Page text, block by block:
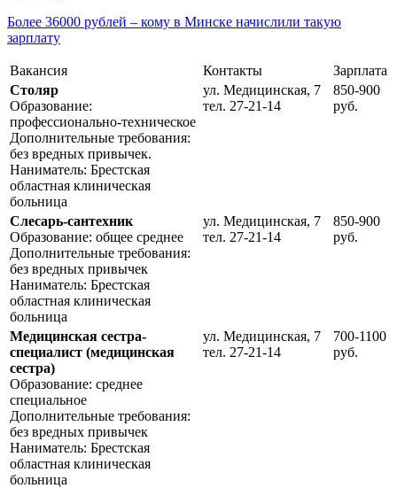
Более 36000 рублей – кому в Минске начислили такую
зарплату
Вакансия Контакты
Зарплата
Столяр
Образование:
профессионально-техническое
Дополнительные требования:
без вредных привычек.
Наниматель: Брестская
областная клиническая
больница
ул. Медицинская, 7
тел. 27-21-14
850-900
руб.
Слесарь-сантехник
Образование: общее среднее
Дополнительные требования:
без вредных привычек
Наниматель: Брестская
областная клиническая
больница
ул. Медицинская, 7
тел. 27-21-14
850-900
руб.
Медицинская сестра-
специалист (медицинская
сестра)
Образование: среднее
специальное
Дополнительные требования:
без вредных привычек
Наниматель: Брестская
областная клиническая
больница
ул. Медицинская, 7
тел. 27-21-14
700-1100
руб.